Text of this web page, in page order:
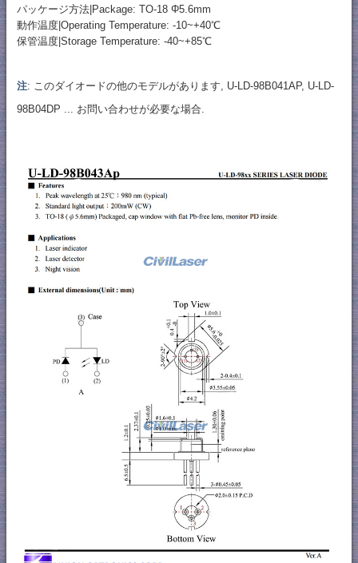
パッケージ方法|Package: TO-18 Φ5.6mm
動作温度|Operating Temperature: -10~+40℃
保管温度|Storage Temperature: -40~+85℃
注: このダイオードの他のモデルがあります, U-LD-98B041AP, U-LD-
98B04DP ... お問い合わせが必要な場合.